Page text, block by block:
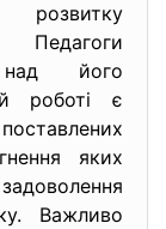
над його
роботі є
яких
Важливо